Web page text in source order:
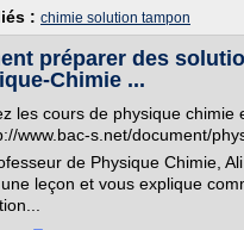
: chimie solution tampon
préparer des
Chimie ...
les cours de physique chimie
www.bac-s.net/document/
de Physique Chimie,
leçon et vous explique